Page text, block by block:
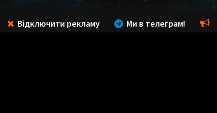
Відключити рекламу Ми в телеграм!